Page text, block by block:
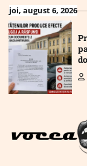
Skip
to
content
joi, august 6, 2026